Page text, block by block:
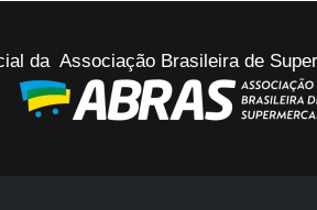
da Associação Brasileira de